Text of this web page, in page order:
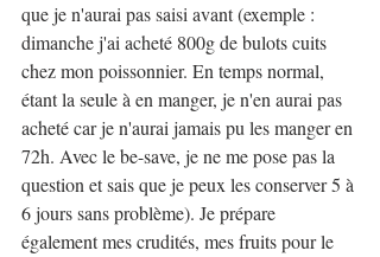
que je n'aurai pas saisi avant (exemple :
dimanche j'ai acheté 800g de bulots cuits
chez mon poissonnier. En temps normal,
étant la seule à en manger, je n'en aurai pas
acheté car je n'aurai jamais pu les manger en
72h. Avec le be-save, je ne me pose pas la
question et sais que je peux les conserver 5 à
6 jours sans problème). Je prépare
également mes crudités, mes fruits pour le